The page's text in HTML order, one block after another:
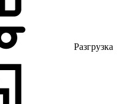
Разгрузка